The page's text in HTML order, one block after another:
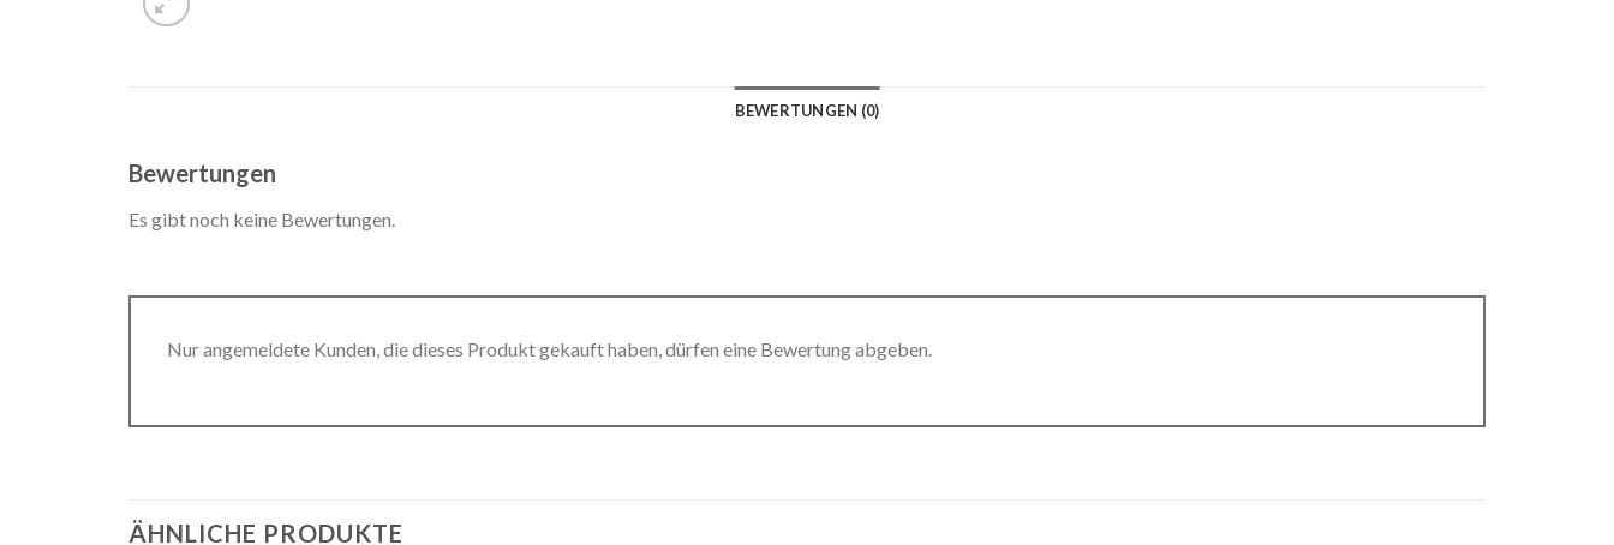
BEWERTUNGEN (0)
Bewertungen
Es gibt noch keine Bewertungen.
Nur angemeldete Kunden, die dieses Produkt gekauft haben, dürfen eine Bewertung abgeben.
ÄHNLICHE PRODUKTE